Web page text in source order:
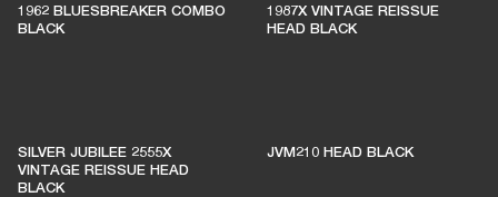
1962 BLUESBREAKER COMBO
BLACK
1987X VINTAGE REISSUE
HEAD BLACK
SILVER JUBILEE 2555X
VINTAGE REISSUE HEAD
BLACK
JVM210 HEAD BLACK